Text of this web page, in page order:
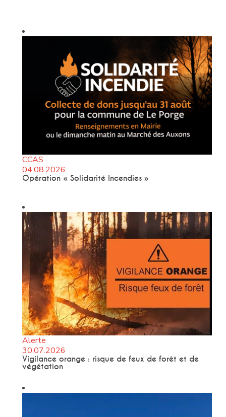
CCAS
04.08.2026
Opération « Solidarité Incendies »
Alerte
30.07.2026
Vigilance orange : risque de feux de forêt et de
végétation